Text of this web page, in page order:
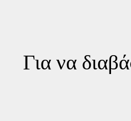
Για να